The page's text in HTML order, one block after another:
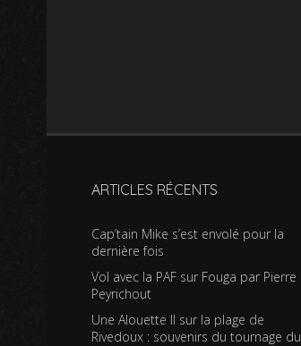
ARTICLES RÉCENTS
Cap’tain Mike s’est envolé pour la
dernière fois
Vol avec la PAF sur Fouga par Pierre
Peyrichout
Une Alouette II sur la plage de
Rivedoux : souvenirs du tournage du